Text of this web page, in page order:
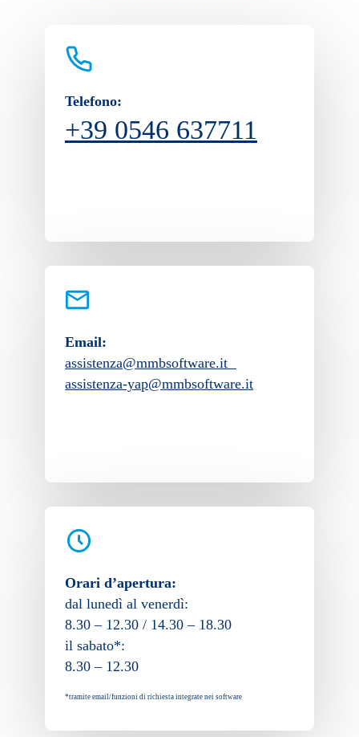
Telefono:
+39 0546 637711
Email:
assistenza@mmbsoftware.it
assistenza-yap@mmbsoftware.it
Orari d’apertura:
dal lunedì al venerdì:
8.30 – 12.30 / 14.30 – 18.30
il sabato*:
8.30 – 12.30
*tramite email/funzioni di richiesta integrate nei software